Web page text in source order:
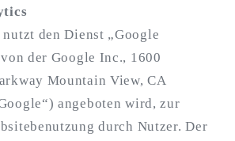
nutzt den Dienst „Google
der Google Inc., 1600
Mountain View, CA
angeboten wird, zur
durch Nutzer. Der